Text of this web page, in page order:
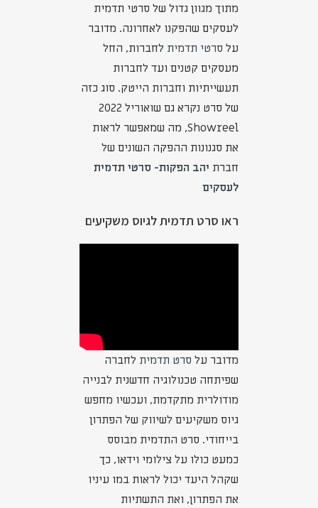
מתוך מגוון גדול של סרטי תדמית
לעסקים שהפקנו לאחרונה. מדובר
על סרטי תדמית לחברות, החל
מעסקים קטנים ועד לחברות
תעשייתיות וחברות הייטק. סוג כזה
של סרט נקרא גם שואוריל 2022
Showreel, מה שמאפשר לראות
את סגנונות ההפקה השונים של
חברת יהב הפקות- סרטי תדמית
לעסקים
ראו סרט תדמית לגיוס משקיעים
מדובר על סרט תדמית לחברה
שפיתחה טכנולוגיה חדשנית לבנייה
מודולרית מתקדמת, ועכשיו מחפש
גיוס משקיעים לשיווק של הפתרון
בייחודי. סרט התדמית מבוסס
כמעט כולו על צילומי וידאו, כך
שקהל היעד יכול לראות במו עיניו
את הפתרון, ואת התשתיות